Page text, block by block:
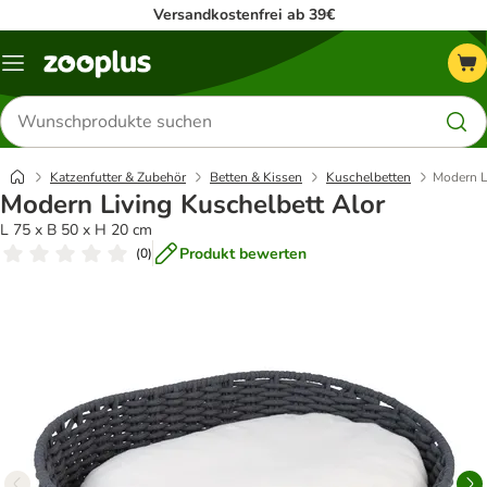
Versandkostenfrei ab 39€
Menü
Produkte
suchen
Katzenfutter & Zubehör Betten & Kissen Kuschelbetten Modern
Modern Living Kuschelbett Alor
L 75 x B 50 x H 20 cm
(0) Produkt bewerten